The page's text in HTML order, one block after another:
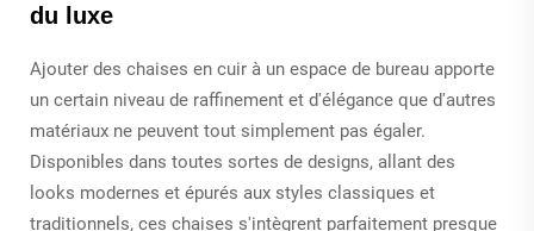
du luxe
Ajouter des chaises en cuir à un espace de bureau apporte
un certain niveau de raffinement et d'élégance que d'autres
matériaux ne peuvent tout simplement pas égaler.
Disponibles dans toutes sortes de designs, allant des
looks modernes et épurés aux styles classiques et
traditionnels, ces chaises s'intègrent parfaitement presque